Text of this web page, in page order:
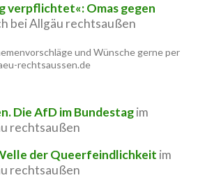
verpflichtet«: Omas gegen
bei Allgäu rechtsaußen
und Wünsche gerne per
rechtsaussen.de
Die AfD im Bundestagim
rechtsaußen
der Queerfeindlichkeit im
rechtsaußen